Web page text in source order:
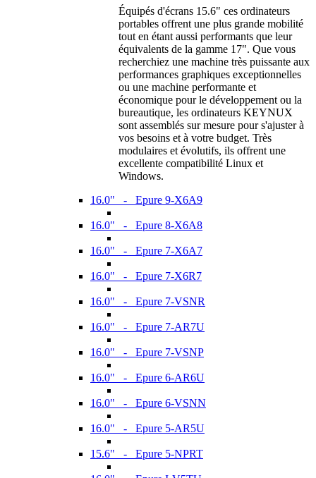
Équipés d'écrans 15.6" ces ordinateurs
portables offrent une plus grande mobilité
tout en étant aussi performants que leur
équivalents de la gamme 17". Que vous
recherchiez une machine très puissante aux
performances graphiques exceptionnelles
ou une machine performante et
économique pour le développement ou la
bureautique, les ordinateurs KEYNUX
sont assemblés sur mesure pour s'ajuster à
vos besoins et à votre budget. Très
modulaires et évolutifs, ils offrent une
excellente compatibilité Linux et
Windows.
16.0" - Epure 9-X6A9
16.0" - Epure 8-X6A8
16.0" - Epure 7-X6A7
16.0" - Epure 7-X6R7
16.0" - Epure 7-VSNR
16.0" - Epure 7-AR7U
16.0" - Epure 7-VSNP
16.0" - Epure 6-AR6U
16.0" - Epure 6-VSNN
16.0" - Epure 5-AR5U
15.6" - Epure 5-NPRT